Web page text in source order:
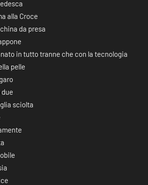
alla Croce
da presa
in tutto tranne che con la tecnologia
pelle
sciolta